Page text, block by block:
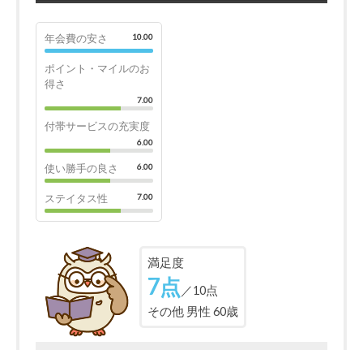
年会費の安さ 10.00
ポイント・マイルのお
得さ
7.00
付帯サービスの充実度
6.00
使い勝手の良さ 6.00
ステイタス性 7.00
満足度
7点 ／10点
その他 男性 60歳